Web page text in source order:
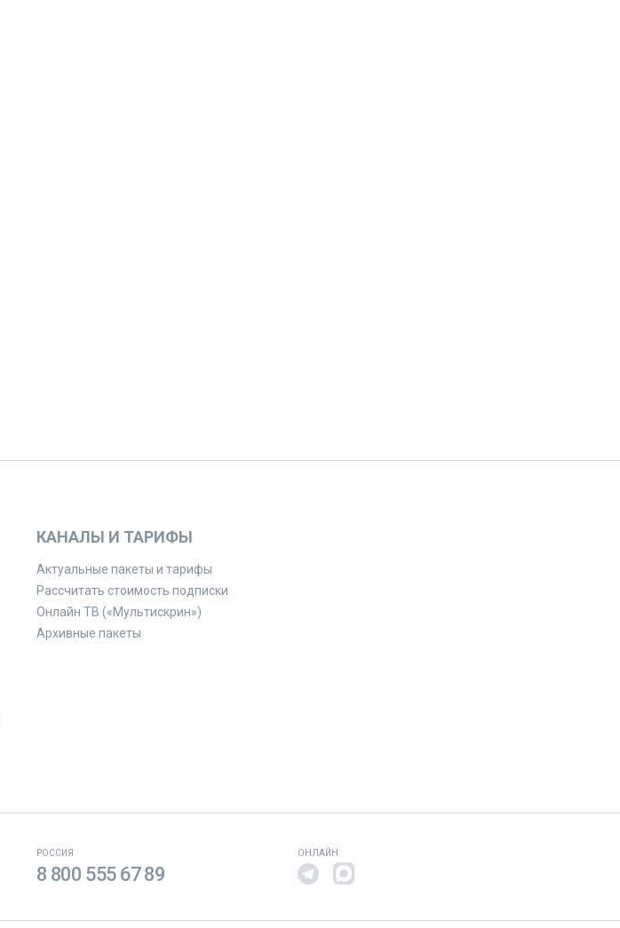
КАНАЛЫ И ТАРИФЫ
Актуальные пакеты и тарифы
Рассчитать стоимость подписки
Онлайн ТВ («Мультискрин»)
Архивные пакеты
РОССИЯ
8 800 555 67 89
ОНЛАЙН